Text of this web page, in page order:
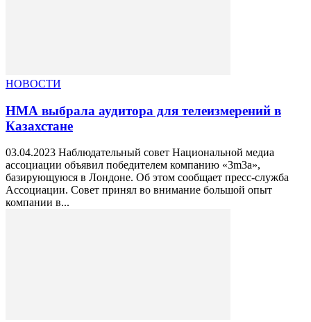
НОВОСТИ
НМА выбрала аудитора для телеизмерений в
Казахстане
03.04.2023 Наблюдательный совет Национальной медиа
ассоциации объявил победителем компанию «3m3a»,
базирующуюся в Лондоне. Об этом сообщает пресс-служба
Ассоциации. Совет принял во внимание большой опыт
компании в...